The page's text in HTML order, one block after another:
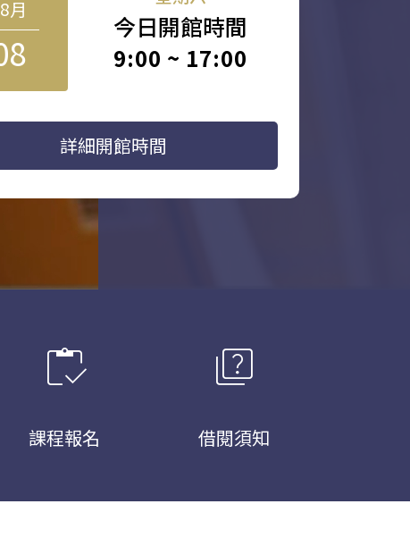
月
今日開館時間
9:00 ~ 17:00
詳細開館時間
inventory
課程報名
quiz
借閱須知